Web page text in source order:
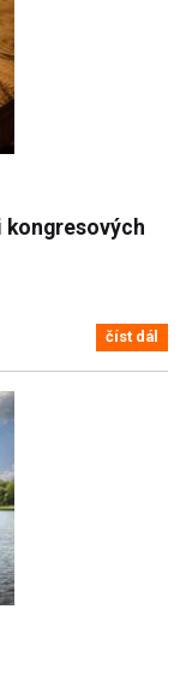
kongresových
číst dál